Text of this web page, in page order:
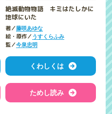
絶滅動物物語 キミはたしかに
地球にいた
著／藤咲あゆな
絵・原作／うすくらふみ
監／今泉忠明
くわしくは
ためし読み